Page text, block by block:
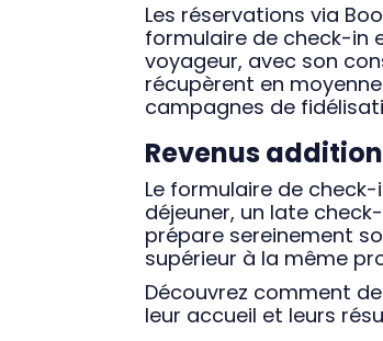
Les réservations via
formulaire de check-in
voyageur, avec son
récupèrent en moyenne
campagnes de
Revenus
Le formulaire de
déjeuner, un late
prépare sereinement
supérieur à la même
Découvrez comment
leur accueil et leurs